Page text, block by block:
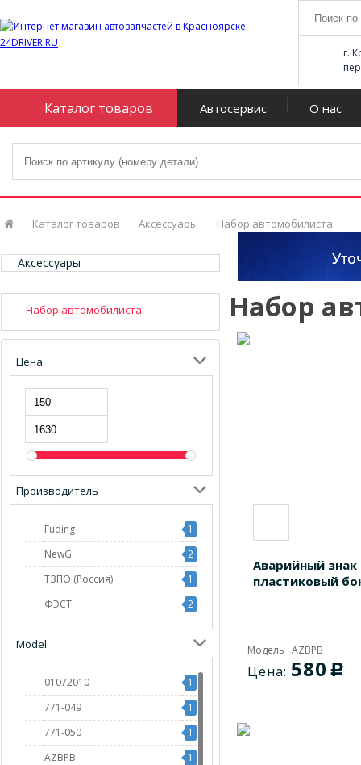
г.
Каталог товаров Автосервис О нас
Каталог товаров Аксессуары Набор автомобилиста
Аксессуары
Набор автомобилиста
Цена
-
Производитель
Fuding
1
NewG
2
ТЗПО (Россия)
1
ФЭСТ
2
Model
01072010
1
771-049
1
771-050
1
AZBPB
1
Набор
Аварийный
пластиковый
Цена: 580 c
Модель : AZBPB